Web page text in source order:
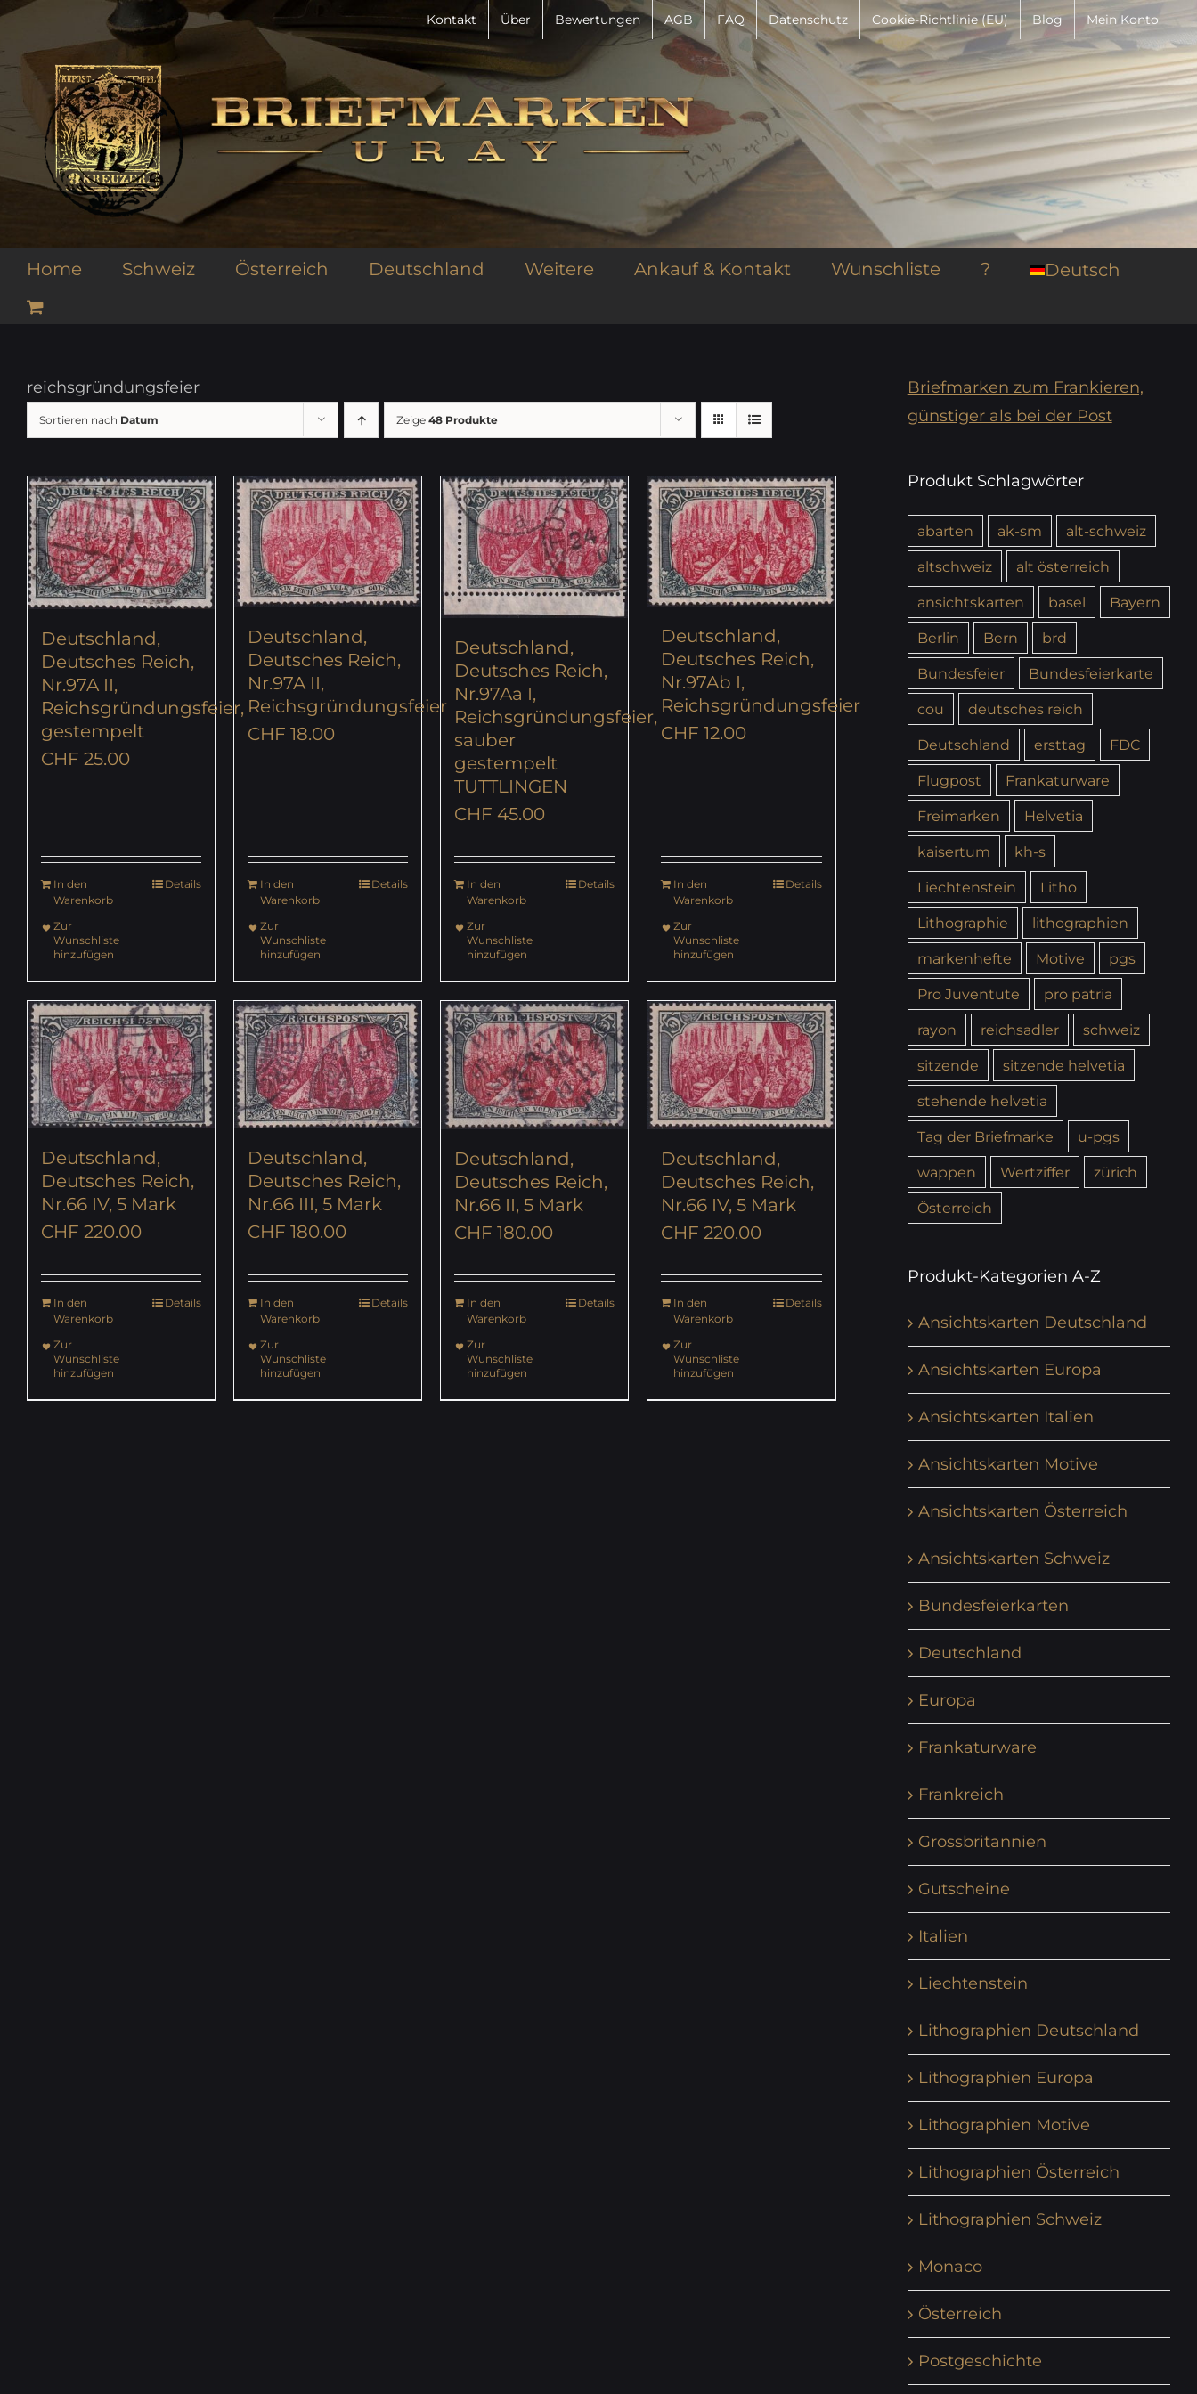
Zum
springen
Kontakt Über Bewertungen AGB FAQ Datenschutz Cookie-Richtlinie (EU) Blog Mein Konto
Home Schweiz Österreich Deutschland Weitere Ankauf & Kontakt Wunschliste ? Deutsch
reichsgründungsfeier
Sortieren nach Datum Zeige 48 Produkte
Deutschland,
Deutsches Reich,
Nr.97A II,
Reichsgründungsfeier,
gestempelt
CHF 25.00
In den
Warenkorb
Details
Zur
Wunschliste
hinzufügen
Deutschland,
Deutsches Reich,
Nr.97A II,
Reichsgründungsfeier
CHF 18.00
In den
Warenkorb
Details
Zur
Wunschliste
hinzufügen
Deutschland,
Deutsches Reich,
Nr.97Aa I,
Reichsgründungsfeier,
sauber
gestempelt
TUTTLINGEN
CHF 45.00
In den
Warenkorb
Details
Zur
Wunschliste
hinzufügen
Deutschland,
Deutsches Reich,
Nr.97Ab I,
Reichsgründungsfeier
CHF 12.00
In den
Warenkorb
Details
Zur
Wunschliste
hinzufügen
Deutschland,
Deutsches Reich,
Nr.66 IV, 5 Mark
CHF 220.00
In den
Warenkorb
Details
Zur
Wunschliste
hinzufügen
Deutschland,
Deutsches Reich,
Nr.66 III, 5 Mark
CHF 180.00
In den
Warenkorb
Details
Zur
Wunschliste
hinzufügen
Deutschland,
Deutsches Reich,
Nr.66 II, 5 Mark
CHF 180.00
In den
Warenkorb
Details
Zur
Wunschliste
hinzufügen
Deutschland,
Deutsches Reich,
Nr.66 IV, 5 Mark
CHF 220.00
In den
Warenkorb
Details
Zur
Wunschliste
hinzufügen
Briefmarken zum Frankieren,
günstiger als bei der Post
Produkt Schlagwörter
abarten ak-sm
alt-schweiz
altschweiz
alt österreich
ansichtskarten
basel
Bayern
Berlin
Bern
brd
Bundesfeier
Bundesfeierkarte
cou
deutsches reich
Deutschland
ersttag
FDC
Flugpost
Frankaturware
Freimarken
Helvetia
kaisertum
kh-s
Liechtenstein
Litho
Lithographie
lithographien
markenhefte
Motive
pgs
Pro Juventute
pro patria
rayon
reichsadler
schweiz
sitzende
sitzende helvetia
stehende helvetia
Tag der Briefmarke
u-pgs
wappen
Wertziffer
zürich
Österreich
Produkt-Kategorien A-Z
Ansichtskarten Deutschland
Ansichtskarten Europa
Ansichtskarten Italien
Ansichtskarten Motive
Ansichtskarten Österreich
Ansichtskarten Schweiz
Bundesfeierkarten
Deutschland
Europa
Frankaturware
Frankreich
Grossbritannien
Gutscheine
Italien
Liechtenstein
Lithographien Deutschland
Lithographien Europa
Lithographien Motive
Lithographien Österreich
Lithographien Schweiz
Monaco
Österreich
Postgeschichte